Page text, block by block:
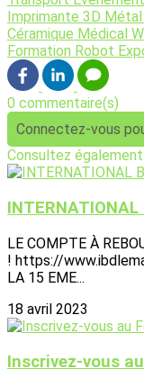
Imprimante 3D Métal
Céramique Médical
Formation Robot
0 commentaire(s)
Connectez-vous
Consultez également
LE COMPTE À
! https://
LA 15 EME...
18 avril 2023
Inscrivez-vous